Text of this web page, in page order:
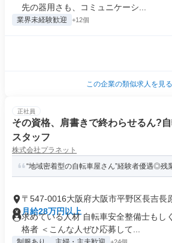
先の器用さも、コミュニケーシ...
業界未経験歓迎 +12個
この企業の類似求人を見る
正社員
その資格、肩書きで終わらせるん?
スタッフ
株式会社プラネット
“地域密着型の自転車屋さん”経験者優遇◎残
〒547-0016大阪府大阪市平野区長吉長
月給28万円以上
求めている人材 自転車安全整備士もし
格者 ＜こんな人ぜひ応募して...